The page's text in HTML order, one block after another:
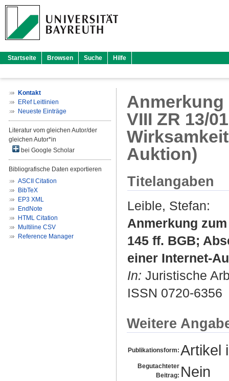
Startseite Browsen Suche Hilfe
Kontakt
ERef Leitlinien
Neueste Einträge
Literatur vom gleichen Autor/der
gleichen Autor*in
bei Google Scholar
Bibliografische Daten exportieren
ASCII Citation
BibTeX
EP3 XML
EndNote
HTML Citation
Multiline CSV
Reference Manager
Anmerkung
VIII ZR 13/
Auktion)
Titelangaben
Leible, Stefan:
Anmerkung zum
145 ff. BGB;
einer Internet-
In: Juristische
ISSN 0720-6356
Weitere
Publikationsform: Artikel
Begutachteter
Beitrag: Nein